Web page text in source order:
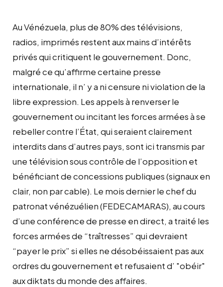
Au Vénézuela, plus de 80% des télévisions,
radios, imprimés restent aux mains d’intérêts
privés qui critiquent le gouvernement. Donc,
malgré ce qu’affirme certaine presse
internationale, il n’ y a ni censure ni violation de la
libre expression. Les appels à renverser le
gouvernement ou incitant les forces armées à se
rebeller contre l’État, qui seraient clairement
interdits dans d’autres pays, sont ici transmis par
une télévision sous contrôle de l’opposition et
bénéficiant de concessions publiques (signaux en
clair, non par cable). Le mois dernier le chef du
patronat vénézuélien (FEDECAMARAS), au cours
d’une conférence de presse en direct, a traité les
forces armées de “traîtresses” qui devraient
“payer le prix” si elles ne désobéissaient pas aux
ordres du gouvernement et refusaient d’ "obéir"
aux diktats du monde des affaires.